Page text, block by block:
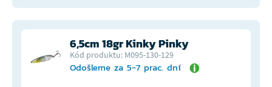
6,5cm 18gr Kinky Pinky
Kód produktu: M095-130-129
Odošleme za 5-7 prac. dní